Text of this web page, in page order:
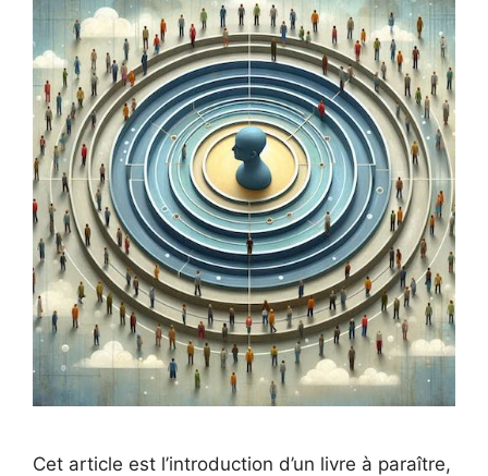
Cet article est l’introduction d’un livre à paraître,